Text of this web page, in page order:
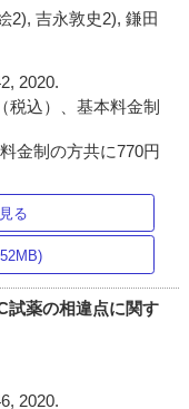
2), 吉永敦史2), 鎌田
2020.
税込）、基本料金制
金制の方共に770円
る
試薬の相違点に関す
2020.